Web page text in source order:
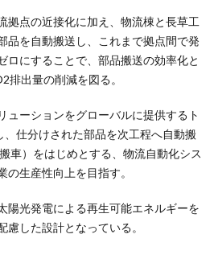
拠点の近接化に加え、物流棟と長草工
品を自動搬送し、これまで拠点間で発
ロにすることで、部品搬送の効率化と
排出量の削減を図る。
ューションをグローバルに提供するト
、仕分けされた部品を次工程へ自動搬
車）をはじめとする、物流自動化シス
生産性向上を目指す。
陽光発電による再生可能エネルギーを
した設計となっている。